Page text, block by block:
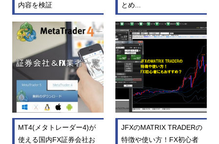
内容を検証
とめ...
MT4(メタトレーダー4)が
使える国内FX証券会社お
JFXのMATRIX TRADERの
特徴や使い方！FX初心者